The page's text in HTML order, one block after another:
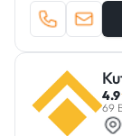
4.9
69